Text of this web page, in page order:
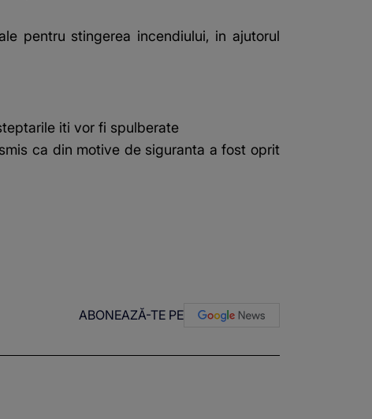
pentru stingerea incendiului, in ajutorul
iti vor fi spulberate
ca din motive de siguranta a fost oprit
ABONEAZĂ-TE PE